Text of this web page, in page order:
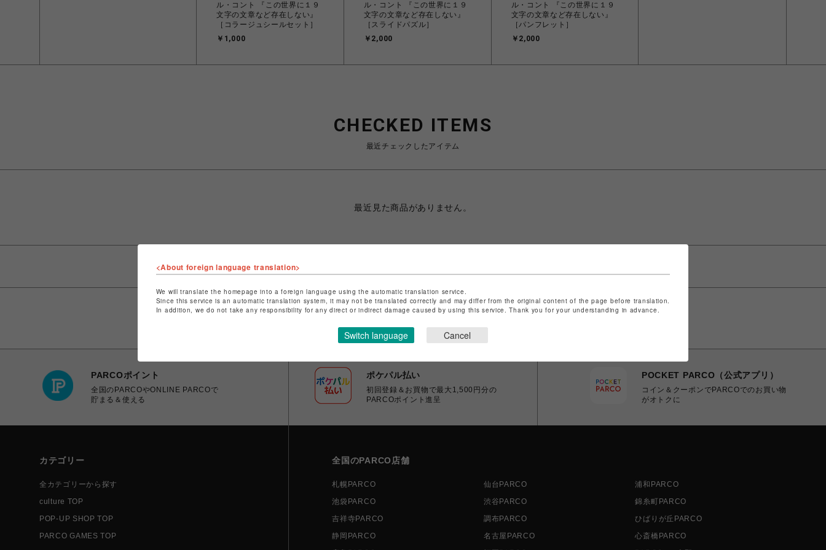
ル・コント 『この世界に１９
文字の文章など存在しない』
［コラージュシールセット］
￥1,000
ル・コント 『この世界に１９
文字の文章など存在しない』
［スライドパズル］
￥2,000
ル・コント 『この世界に１９
文字の文章など存在しない』
［パンフレット］
￥2,000
CHECKED ITEMS
最近チェックしたアイテム
最近見た商品がありません。
PARCOポイント
全国のPARCOやONLINE PARCOで
貯まる＆使える
ポケパル払い
初回登録＆お買物で最大1,500円分の
PARCOポイント進呈
POCKET PARCO（公式アプリ）
コイン＆クーポンでPARCOでのお買い物
がオトクに
カテゴリー
全カテゴリーから探す
culture TOP
POP-UP SHOP TOP
PARCO GAMES TOP
全国のPARCO店舗
札幌PARCO 仙台PARCO
浦和PARCO
池袋PARCO
渋谷PARCO
錦糸町PARCO
吉祥寺PARCO
調布PARCO
ひばりが丘PARCO
静岡PARCO
名古屋PARCO
心斎橋PARCO
<About foreign language translation>
We will translate the homepage into a foreign language using the automatic translation service.
Since this service is an automatic translation system, it may not be translated correctly and may differ from the original content of the page before translation.
In addition, we do not take any responsibility for any direct or indirect damage caused by using this service. Thank you for your understanding in advance.
Switch language Cancel